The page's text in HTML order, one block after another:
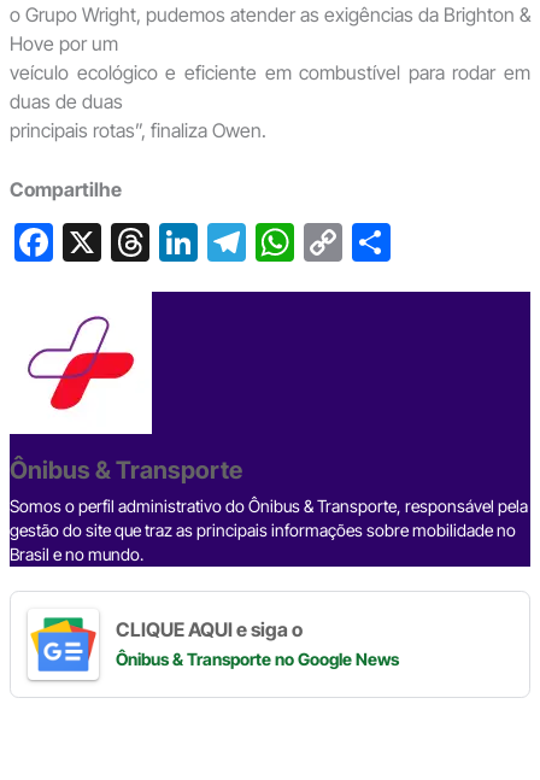
o Grupo Wright, pudemos atender as exigências da Brighton &
Hove por um
veículo ecológico e eficiente em combustível para rodar em
duas de duas
principais rotas”, finaliza Owen.
Compartilhe
F
e
b
o
o
k
X T
hr
s
Li
n
T
el
W
h
C
o
S
h
Ônibus & Transporte
Somos o perfil administrativo do Ônibus & Transporte, responsável pela
gestão do site que traz as principais informações sobre mobilidade no
Brasil e no mundo.
CLIQUE AQUI e siga o
Ônibus & Transporteno Google News